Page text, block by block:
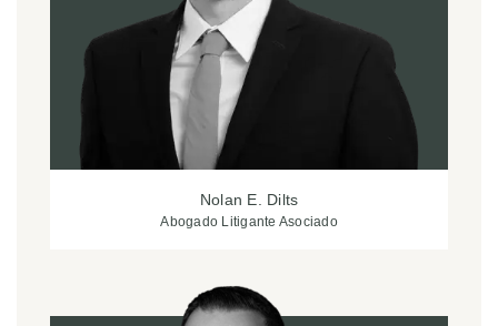
Nolan E. Dilts
Abogado Litigante Asociado